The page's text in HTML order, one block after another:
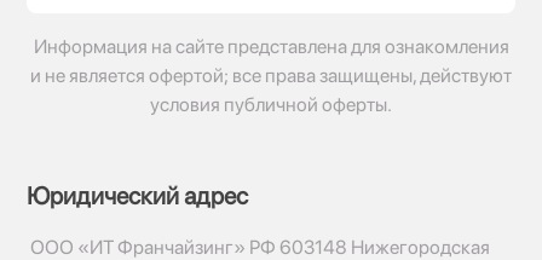
Информация на сайте представлена для ознакомления
и не является офертой; все права защищены, действуют
условия публичной оферты.
Юридический адрес
ООО «ИТ Франчайзинг» РФ 603148 Нижегородская